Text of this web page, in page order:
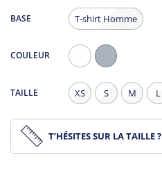
BASE T-shirt Homme
COULEUR
Chiné
TAILLE XS S M L
T’HÉSITES SUR LA TAILLE ?